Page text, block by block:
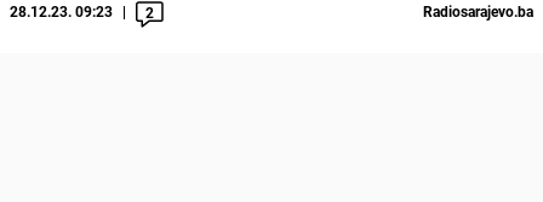
28.12.23. 09:23 2 Radiosarajevo.ba